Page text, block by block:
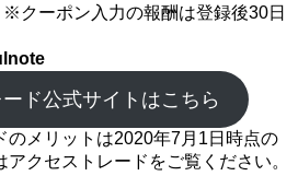
クーポン入力の報酬は登録後30日
ド公式サイトはこちら
のメリットは2020年7月1日時点の
クセストレードをご覧ください。